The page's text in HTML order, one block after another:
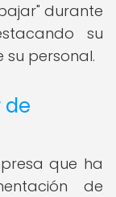
durante
su
personal.
de
que ha
de